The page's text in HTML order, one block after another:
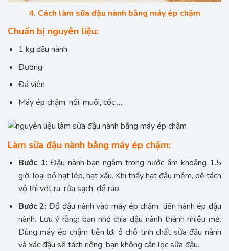
4. Cách làm sữa đậu nành bằng máy ép chậm
Chuẩn bị nguyên liệu:
1 kg đậu nành
Đường
Đá viên
Máy ép chậm, nồi, muôi, cốc,…
Làm sữa đậu nành bằng máy ép chậm:
Bước 1: Đậu nành bạn ngâm trong nước ấm khoảng 1.5
giờ, loại bỏ hạt lép, hạt xấu. Khi thấy hạt đậu mềm, dễ tách
vỏ thì vớt ra. rửa sạch, để ráo.
Bước 2: Đổ đậu nành vào máy ép chậm, tiến hành ép đậu
nành. Lưu ý rằng: bạn nhớ chia đậu nành thành nhiều mẻ.
Dùng máy ép chậm tiện lợi ở chỗ tinh chất sữa đậu nành
và xác đậu sẽ tách riêng, bạn không cần lọc sữa đậu.